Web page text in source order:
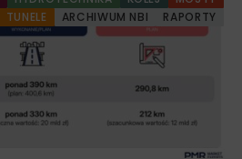
TUNELE
ARCHIWUM NBI RAPORTY